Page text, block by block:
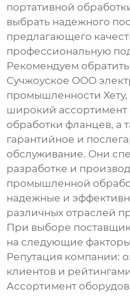
портативной
выбрать надежного
предлагающего
профессиональную
Рекомендуем
Сучжоуское ООО
промышленности Хету
широкий ассортимент
обработки фланцев, а
гарантийное и
обслуживание. Они
разработке и
промышленной
надежные и
различных отраслей
При выборе
на следующие
Репутация компании:
клиентов и
Ассортимент